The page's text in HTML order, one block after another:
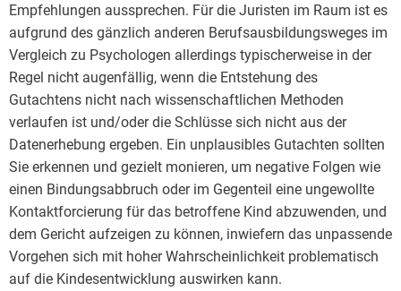
Empfehlungen aussprechen. Für die Juristen im Raum ist es
aufgrund des gänzlich anderen Berufsausbildungsweges im
Vergleich zu Psychologen allerdings typischerweise in der
Regel nicht augenfällig, wenn die Entstehung des
Gutachtens nicht nach wissenschaftlichen Methoden
verlaufen ist und/oder die Schlüsse sich nicht aus der
Datenerhebung ergeben. Ein unplausibles Gutachten sollten
Sie erkennen und gezielt monieren, um negative Folgen wie
einen Bindungsabbruch oder im Gegenteil eine ungewollte
Kontaktforcierung für das betroffene Kind abzuwenden, und
dem Gericht aufzeigen zu können, inwiefern das unpassende
Vorgehen sich mit hoher Wahrscheinlichkeit problematisch
auf die Kindesentwicklung auswirken kann.